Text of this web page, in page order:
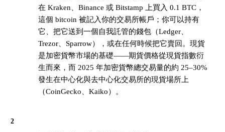
在 Kraken、Binance 或 Bitstamp 上買入 0.1 BTC，
這個 bitcoin 被記入你的交易所帳戶；你可以持有
它、把它送到一個自我託管的錢包（Ledger、
Trezor、Sparrow），或在任何時候把它賣回。現貨
是加密貨幣市場的基礎——期貨價格從現貨指數衍
生而來，而 2025 年加密貨幣總交易量的約 25–30%
發生在中心化與去中心化交易所的現貨場所上
（CoinGecko、Kaiko）。
2